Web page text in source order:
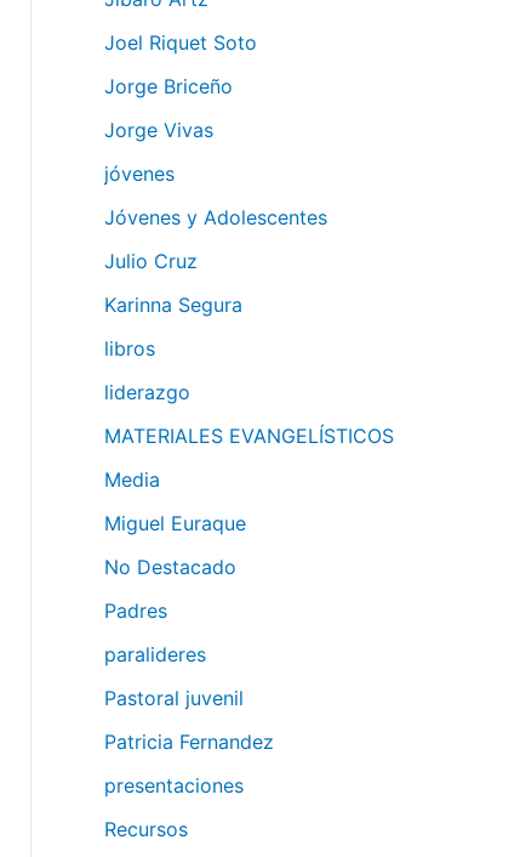
Joel Riquet Soto
Jorge Briceño
Jorge Vivas
jóvenes
Jóvenes y Adolescentes
Julio Cruz
Karinna Segura
libros
liderazgo
MATERIALES EVANGELÍSTICOS
Media
Miguel Euraque
No Destacado
Padres
paralideres
Pastoral juvenil
Patricia Fernandez
presentaciones
Recursos